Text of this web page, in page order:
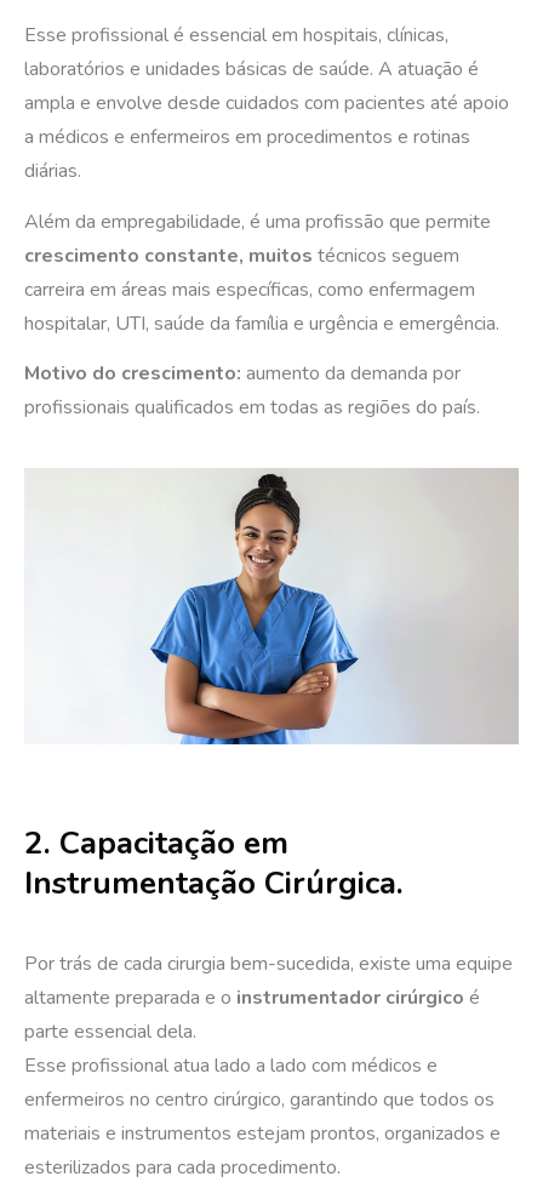
Esse profissional é essencial em hospitais, clínicas,
laboratórios e unidades básicas de saúde. A atuação é
ampla e envolve desde cuidados com pacientes até apoio
a médicos e enfermeiros em procedimentos e rotinas
diárias.
Além da empregabilidade, é uma profissão que permite
crescimento constante, muitos técnicos seguem
carreira em áreas mais específicas, como enfermagem
hospitalar, UTI, saúde da família e urgência e emergência.
Motivo do crescimento: aumento da demanda por
profissionais qualificados em todas as regiões do país.
2. Capacitação em
Instrumentação Cirúrgica.
Por trás de cada cirurgia bem-sucedida, existe uma equipe
altamente preparada e o instrumentador cirúrgico é
parte essencial dela.
Esse profissional atua lado a lado com médicos e
enfermeiros no centro cirúrgico, garantindo que todos os
materiais e instrumentos estejam prontos, organizados e
esterilizados para cada procedimento.